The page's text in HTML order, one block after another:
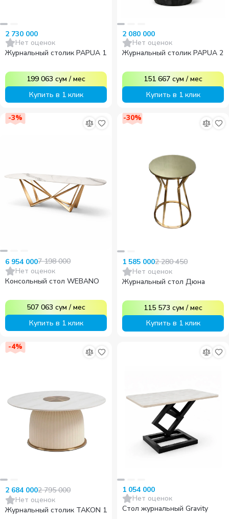
2 730 000
Нет оценок
Журнальный столик PAPUA 1
199 063 сум /мес
Купить в 1 клик
2 080 000
Нет оценок
Журнальный столик PAPUA 2
151 667 сум /мес
Купить в 1 клик
-3%
6 954 0007 198 000
Нет оценок
Консольный стол WEBANO
507 063 сум /мес
Купить в 1 клик
-30%
1 585 0002 280 450
Нет оценок
Журнальный стол Дюна
115 573 сум /мес
Купить в 1 клик
-4%
2 684 0002 795 000
Нет оценок
Журнальный столик TAKON 1
1 054 000
Нет оценок
Стол журнальный Gravity